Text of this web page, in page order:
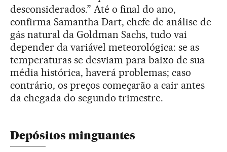
desconsiderados.” Até o final do ano,
confirma Samantha Dart, chefe de análise de
gás natural da Goldman Sachs, tudo vai
depender da variável meteorológica: se as
temperaturas se desviam para baixo de sua
média histórica, haverá problemas; caso
contrário, os preços começarão a cair antes
da chegada do segundo trimestre.
Depósitos minguantes